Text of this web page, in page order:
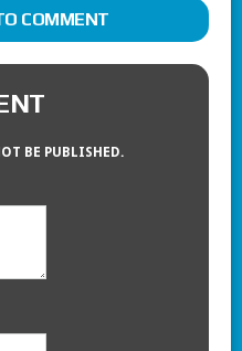
COMMENT
BE PUBLISHED.